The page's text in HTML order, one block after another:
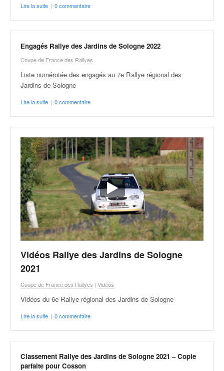
Lire la suite | 0 commentaire
Engagés Rallye des Jardins de Sologne 2022
Coupe de France des Rallyes
Liste numérotée des engagés au 7e Rallye régional des
Jardins de Sologne
Lire la suite | 0 commentaire
Vidéos Rallye des Jardins de Sologne
2021
Coupe de France des Rallyes | Vidéos
Vidéos du 6e Rallye régional des Jardins de Sologne
Lire la suite | 0 commentaire
Classement Rallye des Jardins de Sologne 2021 – Copie
parfaite pour Cosson